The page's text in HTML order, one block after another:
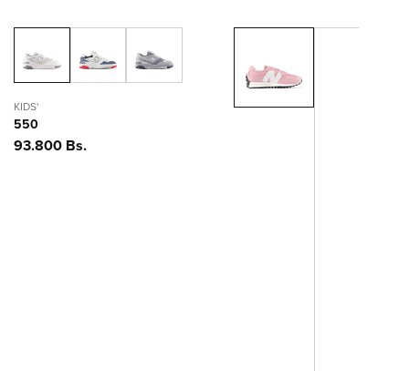
KIDS'
550
Precio
93.800 Bs.